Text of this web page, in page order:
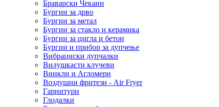
Браварски Чекани
Бургии за дрво
Бургии за метал
Бургии за стакло и керамика
Бургии за цигла и бетон
Бургии и прибор за дупчење
Вибрациски дупчалки
Вилушкасти клучеви
Винкли и Агломери
Воздушни фритези - Air Fryer
Гарнитури
Глодалки